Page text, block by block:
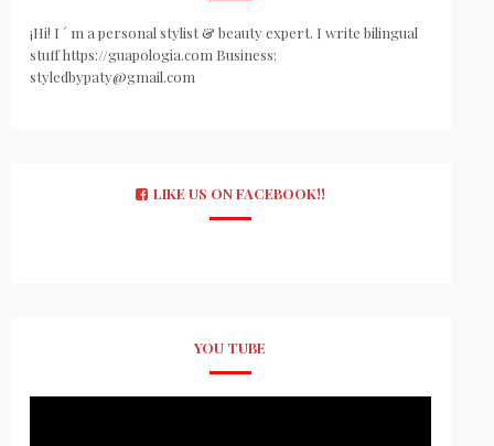
¡Hi! I ´ m a personal stylist & beauty expert. I write bilingual
stuff https://guapologia.com Business:
styledbypaty@gmail.com
LIKE US ON FACEBOOK!!
YOU TUBE